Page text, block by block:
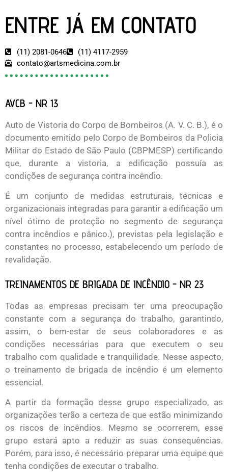
ENTRE JÁ EM CONTATO
(11) 2081-0646
(11) 4117-2959
contato@artsmedicina.com.br
AVCB - NR 13
Auto de Vistoria do Corpo de Bombeiros (A. V. C. B.), é o
documento emitido pelo Corpo de Bombeiros da Policia
Militar do Estado de São Paulo (CBPMESP) certificando
que, durante a vistoria, a edificação possuía as
condições de segurança contra incêndio.
É um conjunto de medidas estruturais, técnicas e
organizacionais integradas para garantir a edificação um
nível ótimo de proteção no segmento de segurança
contra incêndios e pânico.), previstas pela legislação e
constantes no processo, estabelecendo um período de
revalidação.
TREINAMENTOS DE BRIGADA DE INCÊNDIO - NR 23
Todas as empresas precisam ter uma preocupação
constante com a segurança do trabalho, garantindo,
assim, o bem-estar de seus colaboradores e as
condições necessárias para que executem o seu
trabalho com qualidade e tranquilidade. Nesse aspecto,
o treinamento de brigada de incêndio é um elemento
essencial.
A partir da formação desse grupo especializado, as
organizações terão a certeza de que estão minimizando
os riscos de incêndios. Mesmo se ocorrerem, esse
grupo estará apto a reduzir as suas consequências.
Porém, para isso, é necessário preparar uma equipe que
tenha condições de executar o trabalho.